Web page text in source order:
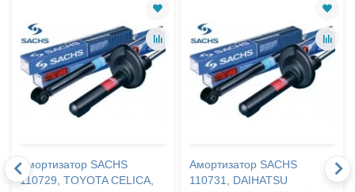
Амортизатор SACHS
110729, TOYOTA CELICA,
Амортизатор SACHS
110731, DAIHATSU